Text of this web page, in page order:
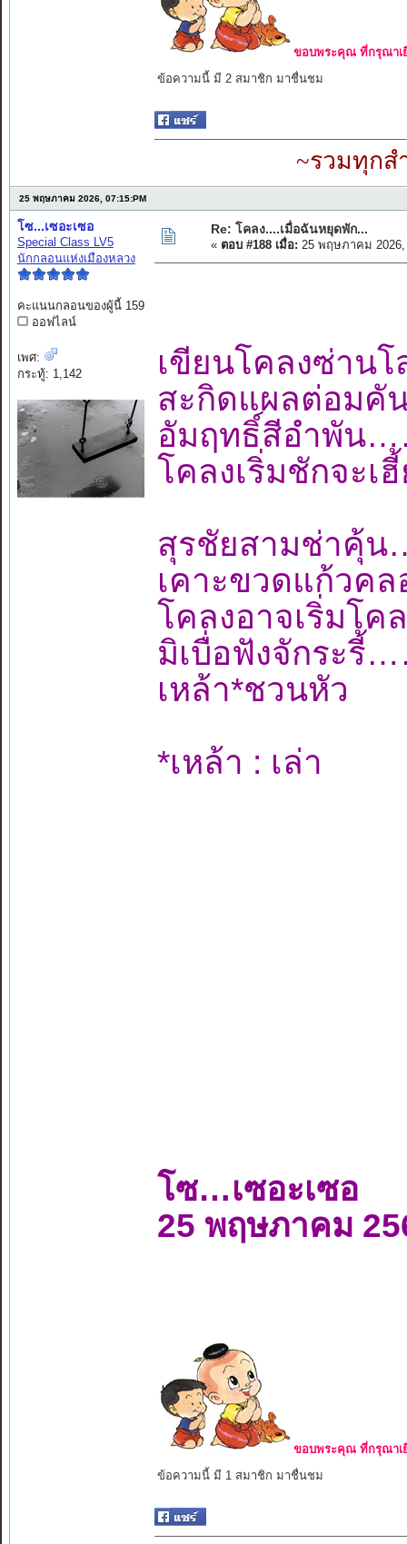
ขอบพระคุณ ที่กรุณาเ
ข้อความนี้ มี 2 สมาชิก มาชื่นชม
~รวมทุกส
25 พฤษภาคม 2026, 07:15:PM
โซ...เซอะเซอ
Special Class LV5
นักกลอนแห่งเมืองหลวง
คะแนนกลอนของผู้นี้ 159
ออฟไลน์
เพศ:
กระทู้: 1,142
Re: โคลง....เมื่อฉันหยุดพัก...
« ตอบ #188 เมื่อ: 25 พฤษภาคม 2026,
เขียนโคลงซ่าน
สะกิดแผลต่อม
อัมฤทธิ์สีอำพั
โคลงเริ่มชักจะ
สุรชัยสามช่าคุ้
เคาะขวดแก้วค
โคลงอาจเริ่มโ
มิเบื่อฟังจักระ
เหล้า*ชวนหัว
*เหล้า : เล่า
โซ…เซอะเซอ
25 พฤษภาคม
ขอบพระคุณ ที่กรุณาเ
ข้อความนี้ มี 1 สมาชิก มาชื่นชม